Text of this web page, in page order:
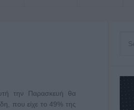
την Παρασκευή θα
που είχε το 49% της